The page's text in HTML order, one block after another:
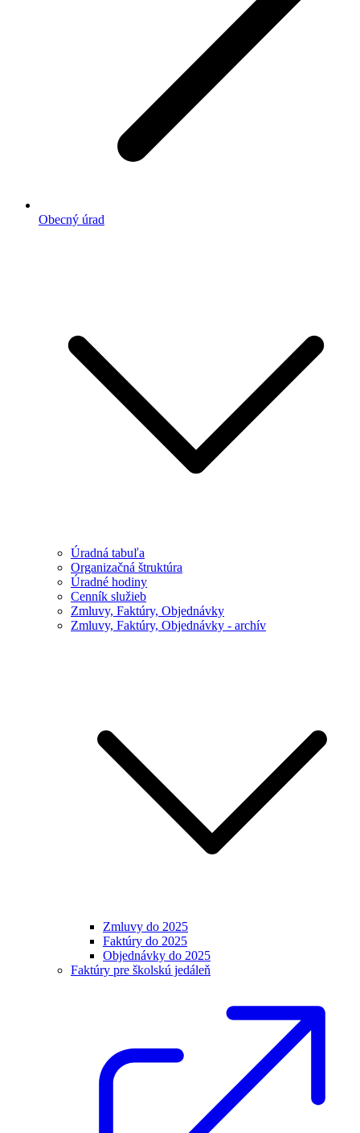
Obecný úrad
Úradná tabuľa
Organizačná štruktúra
Úradné hodiny
Cenník služieb
Zmluvy, Faktúry, Objednávky
Zmluvy, Faktúry, Objednávky - archív
Zmluvy do 2025
Faktúry do 2025
Objednávky do 2025
Faktúry pre školskú jedáleň